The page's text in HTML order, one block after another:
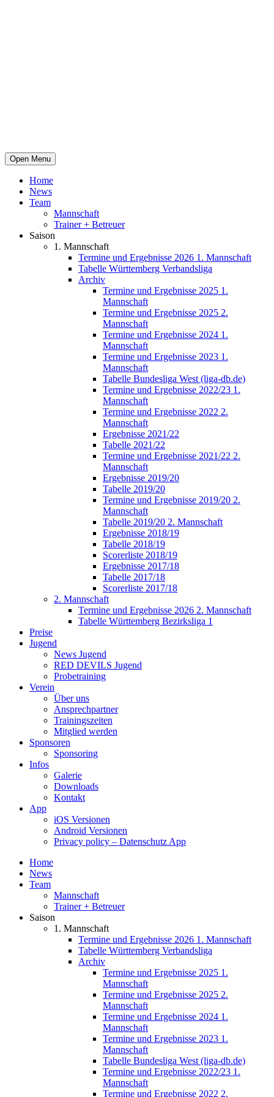
Open Menu
Home
News
Team
Mannschaft
Trainer + Betreuer
Saison
1. Mannschaft
Termine und Ergebnisse 2026 1. Mannschaft
Tabelle Württemberg Verbandsliga
Archiv
Termine und Ergebnisse 2025 1.
Mannschaft
Termine und Ergebnisse 2025 2.
Mannschaft
Termine und Ergebnisse 2024 1.
Mannschaft
Termine und Ergebnisse 2023 1.
Mannschaft
Tabelle Bundesliga West (liga-db.de)
Termine und Ergebnisse 2022/23 1.
Mannschaft
Termine und Ergebnisse 2022 2.
Mannschaft
Ergebnisse 2021/22
Tabelle 2021/22
Termine und Ergebnisse 2021/22 2.
Mannschaft
Ergebnisse 2019/20
Tabelle 2019/20
Termine und Ergebnisse 2019/20 2.
Mannschaft
Tabelle 2019/20 2. Mannschaft
Ergebnisse 2018/19
Tabelle 2018/19
Scorerliste 2018/19
Ergebnisse 2017/18
Tabelle 2017/18
Scorerliste 2017/18
2. Mannschaft
Termine und Ergebnisse 2026 2. Mannschaft
Tabelle Württemberg Bezirksliga 1
Preise
Jugend
News Jugend
RED DEVILS Jugend
Probetraining
Verein
Über uns
Ansprechpartner
Trainingszeiten
Mitglied werden
Sponsoren
Sponsoring
Infos
Galerie
Downloads
Kontakt
App
iOS Versionen
Android Versionen
Privacy policy – Datenschutz App
Home
News
Team
Mannschaft
Trainer + Betreuer
Saison
1. Mannschaft
Termine und Ergebnisse 2026 1. Mannschaft
Tabelle Württemberg Verbandsliga
Archiv
Termine und Ergebnisse 2025 1.
Mannschaft
Termine und Ergebnisse 2025 2.
Mannschaft
Termine und Ergebnisse 2024 1.
Mannschaft
Termine und Ergebnisse 2023 1.
Mannschaft
Tabelle Bundesliga West (liga-db.de)
Termine und Ergebnisse 2022/23 1.
Mannschaft
Termine und Ergebnisse 2022 2.